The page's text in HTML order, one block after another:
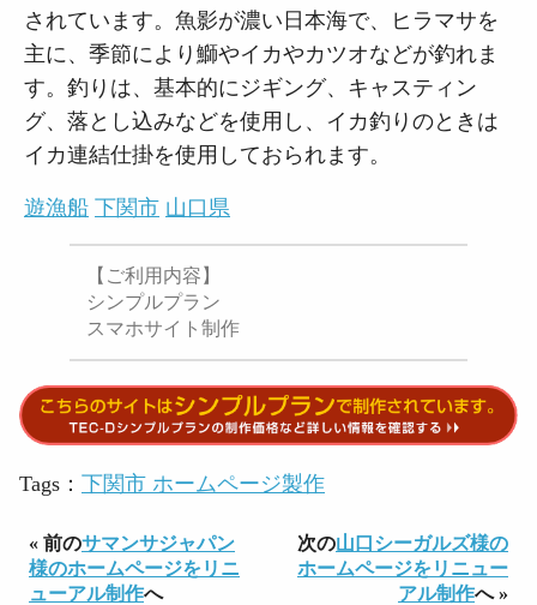
されています。魚影が濃い日本海で、ヒラマサを
主に、季節により鰤やイカやカツオなどが釣れま
す。釣りは、基本的にジギング、キャスティン
グ、落とし込みなどを使用し、イカ釣りのときは
イカ連結仕掛を使用しておられます。
遊漁船 下関市 山口県
【ご利用内容】
シンプルプラン
スマホサイト制作
Tags： 下関市 ホームページ製作
« 前のサマンサジャパン
様のホームページをリニ
ューアル制作へ
次の山口シーガルズ様の
ホームページをリニュー
アル制作へ »